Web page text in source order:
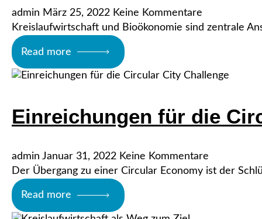
admin März 25, 2022 Keine Kommentare
Kreislaufwirtschaft und Bioökonomie sind zentrale
Read more
Einreichungen für die
admin Januar 31, 2022 Keine Kommentare
Der Übergang zu einer Circular Economy ist der
Read more